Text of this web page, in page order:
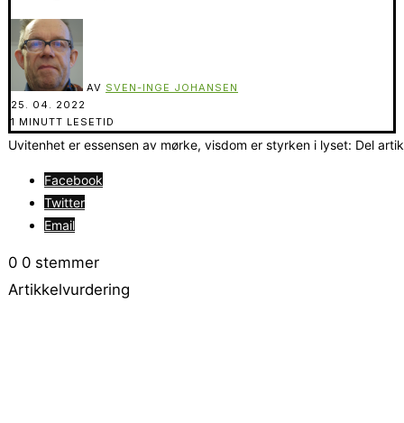
AV SVEN-INGE JOHANSEN
25. 04. 2022
1 MINUTT LESETID
Uvitenhet er essensen av mørke, visdom er styrken i lyset: Del
Facebook
Twitter
Email
0 0 stemmer
Artikkelvurdering